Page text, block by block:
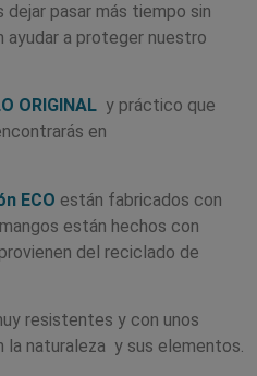
pasar más tiempo sin
ayudar a proteger nuestro
ORIGINAL y práctico que
en
ECO están fabricados con
mangos están hechos con
del reciclado de
resistentes y con unos
la naturaleza y sus elementos.